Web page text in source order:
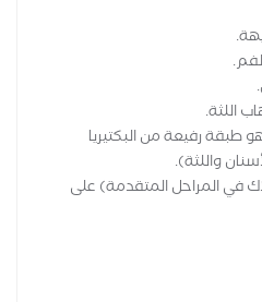
اللثة.
طبقة رفيعة من البكتيريا
واللثة).
في المراحل المتقدمة) على